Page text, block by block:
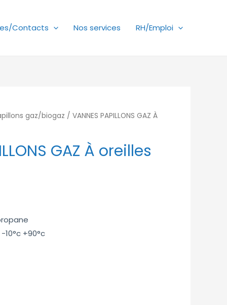
Contacts Nos services RH/Emploi
gaz/biogaz / VANNES PAPILLONS GAZ À
GAZ À oreilles
+90°c